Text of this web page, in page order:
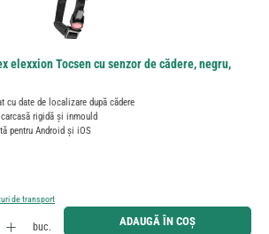
elexxion Tocsen cu senzor de cădere, negru,
cu date de localizare după cădere
rigidă și inmould
pentru Android și iOS
de transport
cantitatea dorită sau utilizați butoanele pentru a mări sau micșora
buc. ADAUGĂ ÎN COȘ